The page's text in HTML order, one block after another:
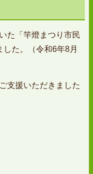
た「竿燈まつり市民
た。（令和6年8月
支援いただきました